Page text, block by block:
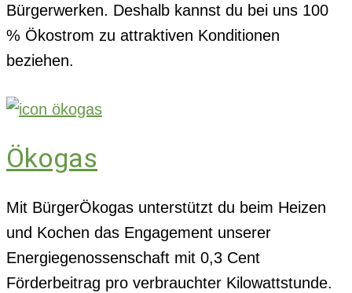
Bürgerwerken. Deshalb kannst du bei uns 100
% Ökostrom zu attraktiven Konditionen
beziehen.
Ökogas
Mit BürgerÖkogas unterstützt du beim Heizen
und Kochen das Engagement unserer
Energiegenossenschaft mit 0,3 Cent
Förderbeitrag pro verbrauchter Kilowattstunde.